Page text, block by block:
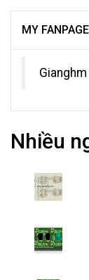
MY FANPAGE
Gianghm
Nhiều